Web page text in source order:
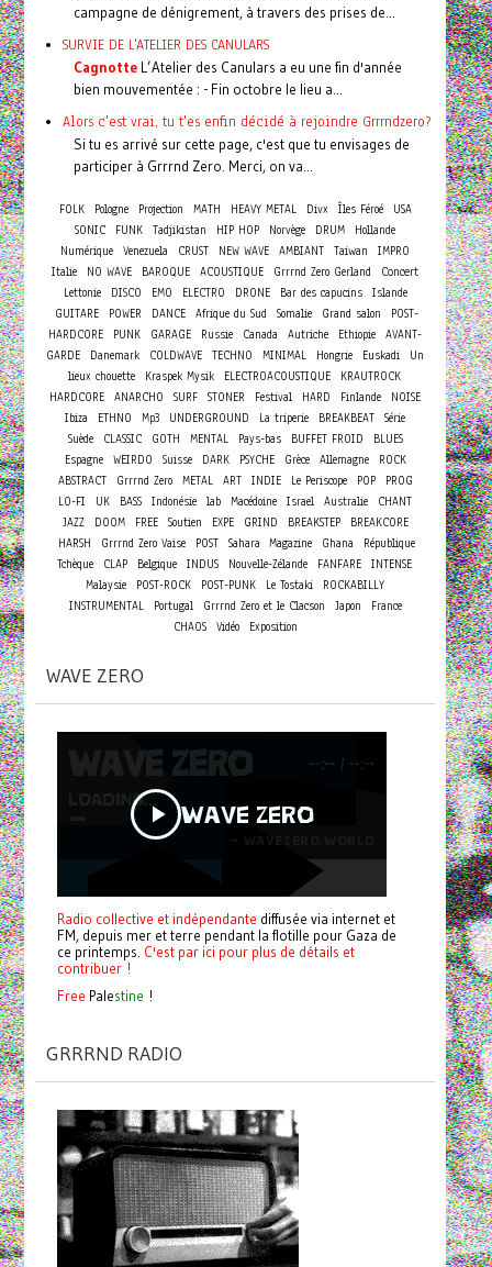
campagne de dénigrement, à travers des prises de...
SURVIE DE L'ATELIER DES CANULARS
CagnotteL’Atelier des Canulars a eu une fin d'année
bien mouvementée : - Fin octobre le lieu a...
Alors c'est vrai, tu t'es enfin décidé à rejoindre Grrrndzero?
Si tu es arrivé sur cette page, c'est que tu envisages de
participer à Grrrnd Zero. Merci, on va...
FOLK Pologne Projection MATH HEAVY METAL Divx Îles Féroé
USA
SONIC
FUNK Tadjikistan HIP HOP Norvège DRUM
Hollande
Numérique Venezuela CRUST NEW WAVE AMBIANT Taiwan
IMPRO
Italie
NO WAVE BAROQUE ACOUSTIQUE Grrrnd Zero Gerland Concert
Lettonie DISCO EMO ELECTRO DRONE Bar des capucins
Islande
GUITARE
POWER DANCE Afrique du Sud Somalie Grand salon
POST-
HARDCORE
PUNK GARAGE Russie Canada Autriche Ethiopie AVANT-
GARDE
Danemark COLDWAVE TECHNO MINIMAL Hongrie Euskadi
Un
lieux chouette
Kraspek Mysik ELECTROACOUSTIQUE
KRAUTROCK
HARDCORE ANARCHO SURF STONER Festival HARD Finlande
NOISE
Ibiza
ETHNO Mp3 UNDERGROUND La triperie BREAKBEAT Série
Suède
CLASSIC GOTH MENTAL Pays-bas BUFFET FROID
BLUES
Espagne
WEIRDO Suisse DARK PSYCHE Grèce Allemagne
ROCK
ABSTRACT
Grrrnd Zero METAL ART INDIE Le Periscope POP
PROG
LO-FI
UK BASS Indonésie lab Macédoine Israel Australie
CHANT
JAZZ
DOOM FREE Soutien EXPE GRIND BREAKSTEP
BREAKCORE
HARSH
Grrrnd Zero Vaise POST Sahara Magazine Ghana
République
Tchèque
CLAP Belgique INDUS Nouvelle-Zélande FANFARE
INTENSE
Malaysie
POST-ROCK POST-PUNK Le Tostaki
ROCKABILLY
INSTRUMENTAL
Portugal Grrrnd Zero et le Clacson Japon
France
CHAOS
Vidéo Exposition
WAVE ZERO
Radio collective et indépendante diffusée via internet et
FM, depuis mer et terre pendant la flotille pour Gaza de
ce printemps. C'est par ici pour plus de détails et
contribuer !
Free Palestine !
GRRRND RADIO